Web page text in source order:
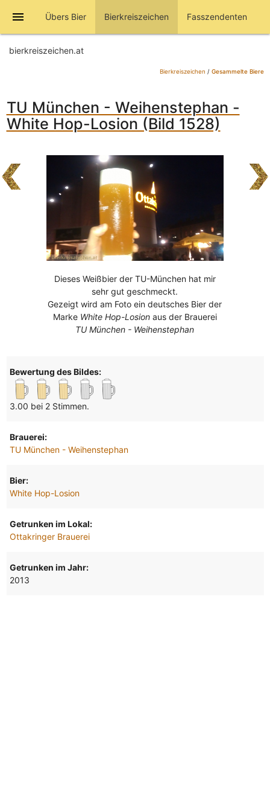
menu Übers Bier Bierkreiszeichen Fasszendenten
bierkreiszeichen.at
Bierkreiszeichen / Gesammelte Biere
TU München - Weihenstephan -
White Hop-Losion (Bild 1528)
Dieses Weißbier der TU-München hat mir
sehr gut geschmeckt.
Gezeigt wird am Foto ein deutsches Bier der
Marke White Hop-Losionaus der Brauerei
TU München - Weihenstephan
Bewertung des Bildes:
3.00 bei 2 Stimmen.
Brauerei:
TU München - Weihenstephan
Bier:
White Hop-Losion
Getrunken im Lokal:
Ottakringer Brauerei
Getrunken im Jahr:
2013